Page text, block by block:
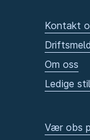
Kontakt
Om oss
Ledige
Vær obs